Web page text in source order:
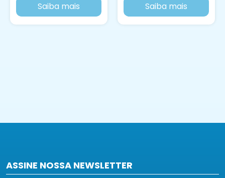
Saiba mais Saiba mais
ASSINE NOSSA NEWSLETTER